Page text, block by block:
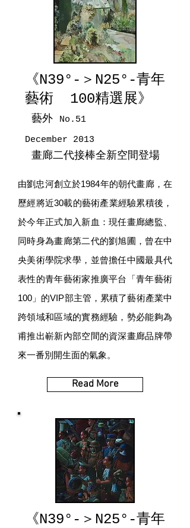
《N39°-＞N25°-青年
藝術 100精選展》
藝外
No.51
December 2013
畫廊二代接棒全新空間登場
由劉忠河創立於1984年的朝代畫廊，在
歷經將近30載的藝術產業經驗累積後，
於今年正式加入新血：現任畫廊總監、
同時身為畫廊第二代的劉旭圃，曾在中
央美術學院求學，並曾擔任中國最具代
表性的青年藝術家推廣平台「青年藝術
100」的VIP部主管，累積了藝術產業中
跨領域和區域的實務經驗，勢必能夠為
甫推出嶄新內部空間的資深畫廊品牌帶
來一番別開生面的氣象。
Read More
《N39°-＞N25°-青年